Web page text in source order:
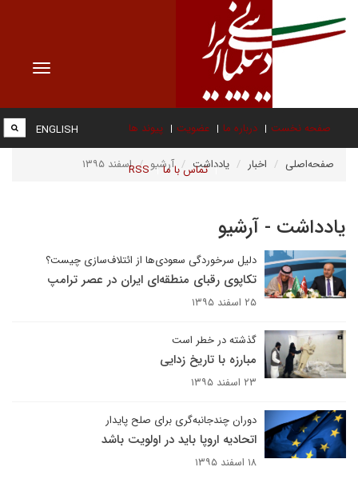
Toggle
صفحه نخست درباره ما عضویت پیوند ها
تماس با ما RSS
ENGLISH
صفحه‌اصلی اخبار یادداشت آرشیو اسفند ۱۳۹۵
یادداشت - آرشیو
دلیل سرخوردگی سعودی‌ها از ائتلاف‌سازی چیست؟
تکاپوی رقبای منطقه‌ای ایران در عصر ترامپ
۲۵ اسفند ۱۳۹۵
گذشته در خطر است
مبارزه با تاریخ زدایی
۲۳ اسفند ۱۳۹۵
دوران چندجانبه‌گری برای صلح پایدار
اتحادیه اروپا باید در اولویت باشد
۱۸ اسفند ۱۳۹۵